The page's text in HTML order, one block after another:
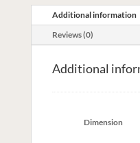
Additional information
Reviews (0)
Additional
Dimension